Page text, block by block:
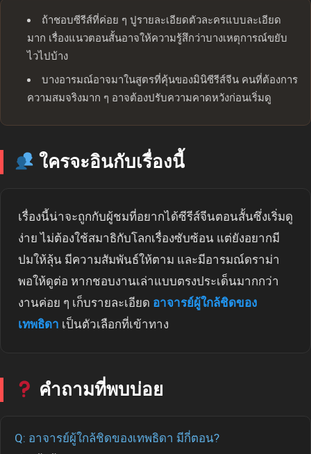
ถ้าชอบซีรีส์ที่ค่อย ๆ ปูรายละเอียดตัวละครแบบละเอียด
มาก เรื่องแนวตอนสั้นอาจให้ความรู้สึกว่าบางเหตุการณ์ขยับ
ไวไปบ้าง
บางอารมณ์อาจมาในสูตรที่คุ้นของมินิซีรีส์จีน คนที่ต้องการ
ความสมจริงมาก ๆ อาจต้องปรับความคาดหวังก่อนเริ่มดู
ใครจะอินกับเรื่องนี้
เรื่องนี้น่าจะถูกกับผู้ชมที่อยากได้ซีรีส์จีนตอนสั้นซึ่งเริ่มดู
ง่าย ไม่ต้องใช้สมาธิกับโลกเรื่องซับซ้อน แต่ยังอยากมี
ปมให้ลุ้น มีความสัมพันธ์ให้ตาม และมีอารมณ์ดราม่า
พอให้ดูต่อ หากชอบงานเล่าแบบตรงประเด็นมากกว่า
งานค่อย ๆ เก็บรายละเอียด อาจารย์ผู้ใกล้ชิดของ
เทพธิดา เป็นตัวเลือกที่เข้าทาง
คำถามที่พบบ่อย
Q: อาจารย์ผู้ใกล้ชิดของเทพธิดา มีกี่ตอน?